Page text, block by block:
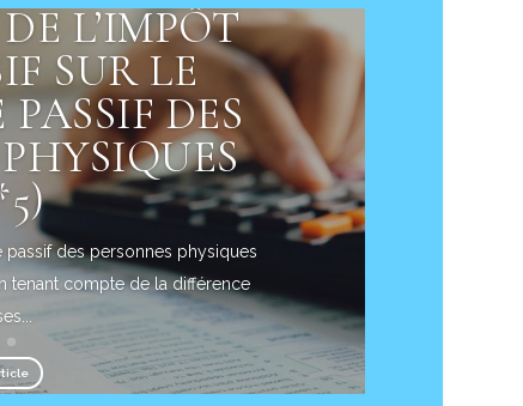
L’IMPÔT
SUR LE
DES
des personnes physiques
tenant compte de la différence